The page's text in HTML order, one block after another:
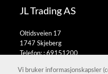
JL Trading AS
Oltidsveien 17
1747 Skjeberg
Telefon: :69151200
Vi bruker informasjonskapsler